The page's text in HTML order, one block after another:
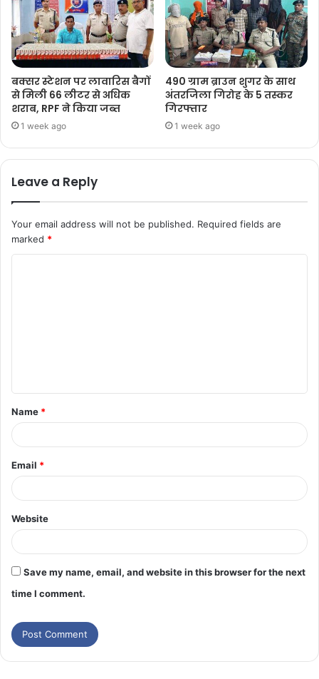
बक्सर स्टेशन पर लावारिस बैगों
से मिली 66 लीटर से अधिक
शराब, RPF ने किया जब्त
1 week ago
490 ग्राम ब्राउन शुगर के साथ
अंतरजिला गिरोह के 5 तस्कर
गिरफ्तार
1 week ago
Leave a Reply
Your email address will not be published. Required fields are
marked *
Name *
Email *
Website
Save my name, email, and website in this browser for the next
time I comment.